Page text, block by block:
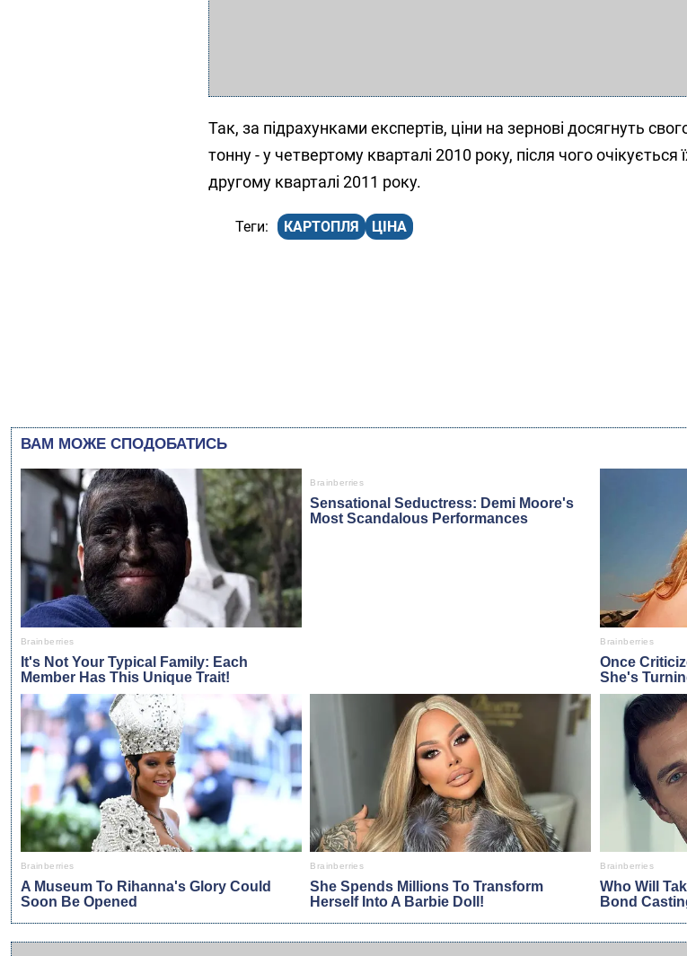
Так, за підрахунками експертів, ціни на зернові досягнуть
тонну - у четвертому кварталі 2010 року, після чого очікується
другому кварталі 2011 року.
КАРТОПЛЯ ЦІНА